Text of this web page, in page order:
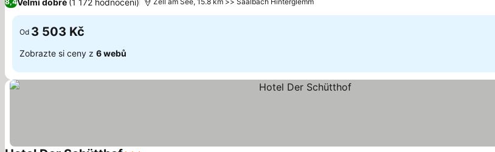
Od 3 503 Kč
Zobrazte si ceny z 6 webů